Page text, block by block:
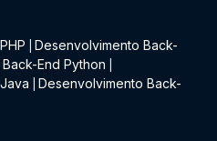
Desenvolvimento Back-
End Python
Desenvolvimento Back-